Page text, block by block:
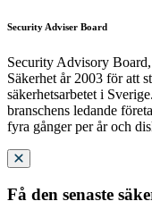
Security Adviser Board
Security Advisory
Säkerhet år 2003 för att
säkerhetsarbetet i
branschens ledande
fyra gånger per år och
Få den senaste